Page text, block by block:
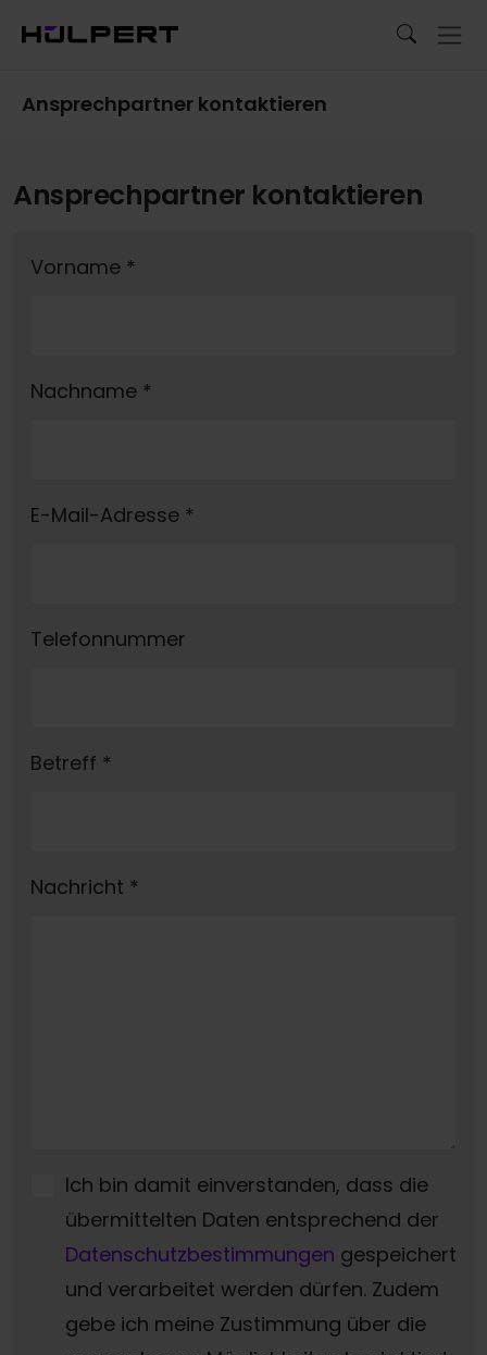
Ansprechpartner kontaktieren
Ansprechpartner kontaktieren
Vorname *
Nachname *
E-Mail-Adresse *
Telefonnummer
Betreff *
Nachricht *
Ich bin damit einverstanden, dass die
übermittelten Daten entsprechend der
Datenschutzbestimmungen gespeichert
und verarbeitet werden dürfen. Zudem
gebe ich meine Zustimmung über die